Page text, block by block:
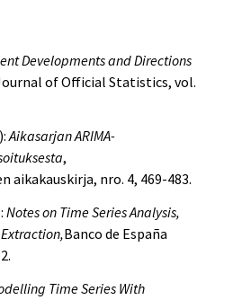
Developments and Directions
of Official Statistics, vol.
Aikasarjan ARIMA-
,
nro. 4, 469-483.
Notes on Time Series Analysis,
Banco de España
Time Series With